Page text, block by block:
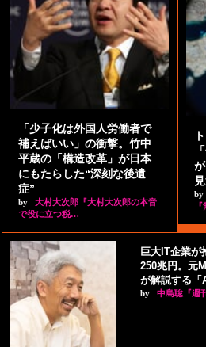
「少子化は外国人労働者で
補えばいい」の衝撃。竹中
平蔵の「構造改革」が日本
にもたらした“深刻な後遺
症”
by
大村大次郎『大村大次郎の本音
で役に立つ税…
by
巨大IT企業が
250兆円。元
が解説する「
by 中島聡『週